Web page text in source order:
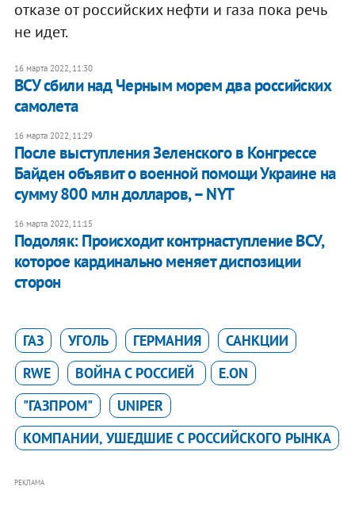
отказе от российских нефти и газа пока речь
не идет.
16 марта 2022, 11:30
ВСУ сбили над Черным морем два российских
самолета
16 марта 2022, 11:29
После выступления Зеленского в Конгрессе
Байден объявит о военной помощи Украине на
сумму 800 млн долларов, – NYT
16 марта 2022, 11:15
Подоляк: Происходит контрнаступление ВСУ,
которое кардинально меняет диспозиции
сторон
ГАЗ УГОЛЬ ГЕРМАНИЯ
САНКЦИИ
RWE
ВОЙНА С РОССИЕЙ
E.ON
"ГАЗПРОМ"
UNIPER
КОМПАНИИ, УШЕДШИЕ С РОССИЙСКОГО РЫНКА
РЕКЛАМА